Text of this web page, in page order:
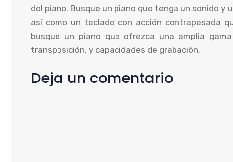
del piano. Busque un piano que tenga un sonido
así como un teclado con acción contrapesada
busque un piano que ofrezca una amplia
transposición, y capacidades de grabación.
Deja un comentario